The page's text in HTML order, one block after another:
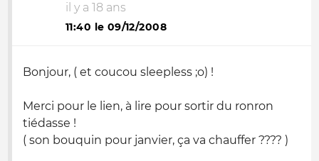
il y a 18 ans
11:40 le 09/12/2008
Bonjour, ( et coucou sleepless ;o) !
Merci pour le lien, à lire pour sortir du ronron
tiédasse !
( son bouquin pour janvier, ça va chauffer ???? )